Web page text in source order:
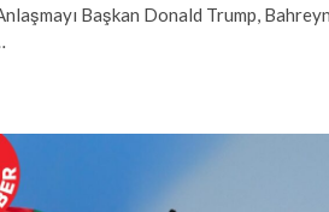
Başkan Donald Trump,